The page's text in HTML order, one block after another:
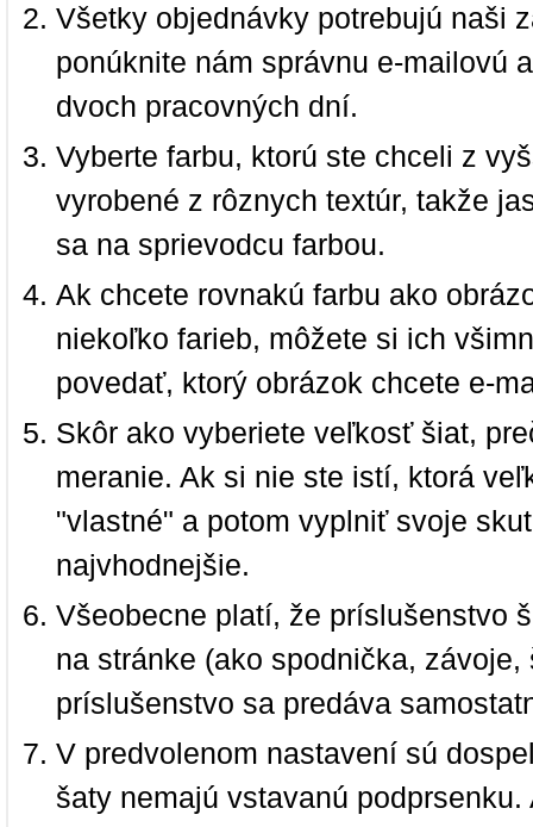
Všetky objednávky potrebujú naši
ponúknite nám správnu e-mailovú
dvoch pracovných dní.
Vyberte farbu, ktorú ste chceli z
vyrobené z rôznych textúr, takže
sa na sprievodcu farbou.
Ak chcete rovnakú farbu ako
niekoľko farieb, môžete si ich
povedať, ktorý obrázok chcete e-
Skôr ako vyberiete veľkosť šiat,
meranie. Ak si nie ste istí, ktorá
"vlastné" a potom vyplniť svoje
najvhodnejšie.
Všeobecne platí, že príslušenstvo
na stránke (ako spodnička,
príslušenstvo sa predáva
V predvolenom nastavení sú
šaty nemajú vstavanú